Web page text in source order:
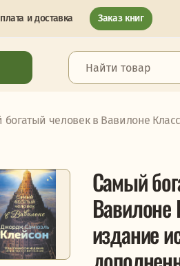
и доставка Заказ книг
человек в Вавилоне
Самый
Вавилоне
издание